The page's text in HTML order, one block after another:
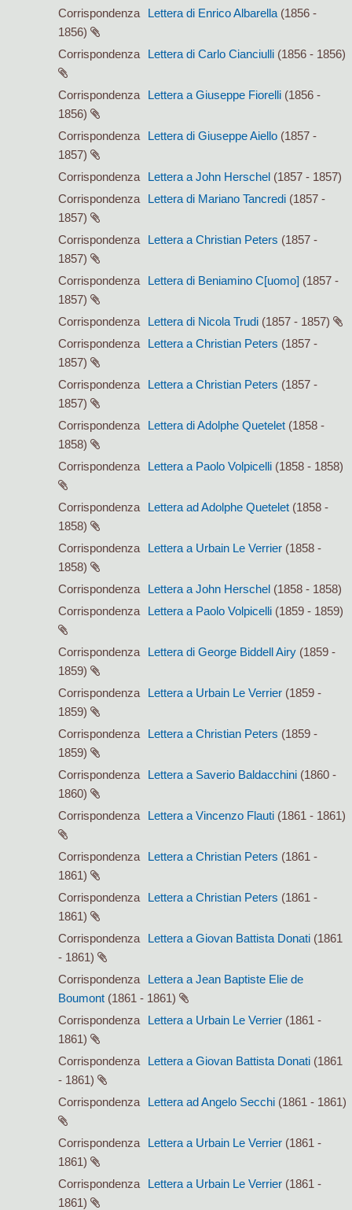
Corrispondenza Lettera di Enrico Albarella (1856 -
1856)
Corrispondenza
Lettera di Carlo Cianciulli (1856 - 1856)
Corrispondenza Lettera a Giuseppe Fiorelli (1856 -
1856)
Corrispondenza
Lettera di Giuseppe Aiello (1857 -
1857)
Corrispondenza
Lettera a John Herschel (1857 - 1857)
Corrispondenza
Lettera di Mariano Tancredi (1857 -
1857)
Corrispondenza
Lettera a Christian Peters (1857 -
1857)
Corrispondenza
Lettera di Beniamino C[uomo] (1857 -
1857)
Corrispondenza
Lettera di Nicola Trudi (1857 - 1857)
Corrispondenza
Lettera a Christian Peters (1857 -
1857)
Corrispondenza
Lettera a Christian Peters (1857 -
1857)
Corrispondenza
Lettera di Adolphe Quetelet (1858 -
1858)
Corrispondenza
Lettera a Paolo Volpicelli (1858 - 1858)
Corrispondenza Lettera ad Adolphe Quetelet (1858 -
1858)
Corrispondenza
Lettera a Urbain Le Verrier (1858 -
1858)
Corrispondenza
Lettera a John Herschel (1858 - 1858)
Corrispondenza
Lettera a Paolo Volpicelli (1859 - 1859)
Corrispondenza Lettera di George Biddell Airy (1859 -
1859)
Corrispondenza
Lettera a Urbain Le Verrier (1859 -
1859)
Corrispondenza
Lettera a Christian Peters (1859 -
1859)
Corrispondenza
Lettera a Saverio Baldacchini (1860 -
1860)
Corrispondenza
Lettera a Vincenzo Flauti (1861 - 1861)
Corrispondenza Lettera a Christian Peters (1861 -
1861)
Corrispondenza
Lettera a Christian Peters (1861 -
1861)
Corrispondenza
Lettera a Giovan Battista Donati (1861
- 1861)
Corrispondenza
Lettera a Jean Baptiste Elie de
Boumont (1861 - 1861)
Corrispondenza
Lettera a Urbain Le Verrier (1861 -
1861)
Corrispondenza
Lettera a Giovan Battista Donati (1861
- 1861)
Corrispondenza
Lettera ad Angelo Secchi (1861 - 1861)
Corrispondenza Lettera a Urbain Le Verrier (1861 -
1861)
Corrispondenza
Lettera a Urbain Le Verrier (1861 -
1861)